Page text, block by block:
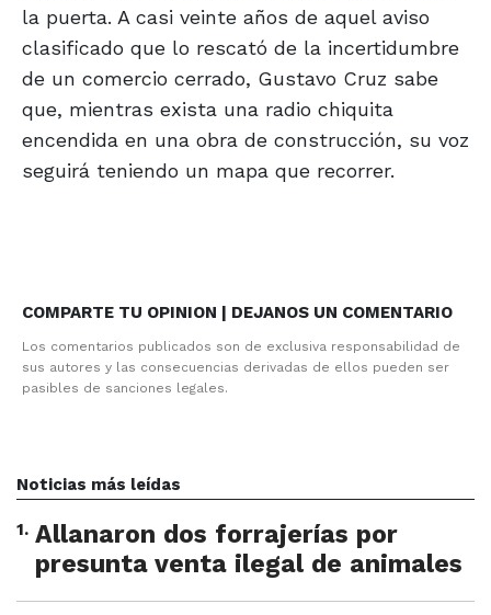
la puerta. A casi veinte años de aquel aviso
clasificado que lo rescató de la incertidumbre
de un comercio cerrado, Gustavo Cruz sabe
que, mientras exista una radio chiquita
encendida en una obra de construcción, su voz
seguirá teniendo un mapa que recorrer.
COMPARTE TU OPINION | DEJANOS UN COMENTARIO
Los comentarios publicados son de exclusiva responsabilidad de
sus autores y las consecuencias derivadas de ellos pueden ser
pasibles de sanciones legales.
Noticias más leídas
1. Allanaron dos forrajerías por
presunta venta ilegal de animales